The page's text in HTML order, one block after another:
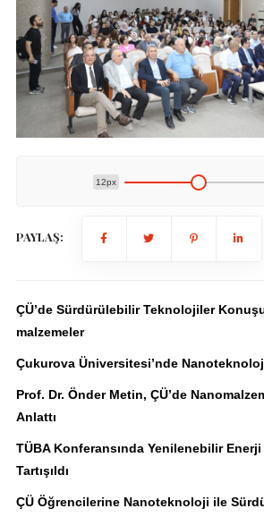
12px
PAYLAŞ:
ÇÜ’de Sürdürülebilir Teknolojiler
malzemeler
Çukurova Üniversitesi’nde
Prof. Dr. Önder Metin, ÇÜ’de
Anlattı
TÜBA Konferansında Yenilenebilir
Tartışıldı
ÇÜ Öğrencilerine Nanoteknoloji ile